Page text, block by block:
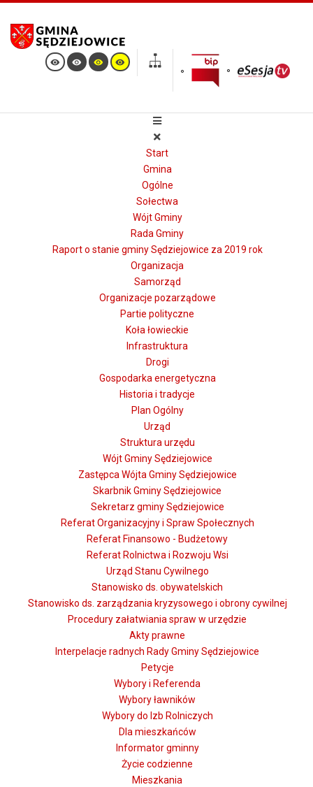
Start
Gmina
Ogólne
Sołectwa
Wójt Gminy
Rada Gminy
Raport o stanie gminy Sędziejowice za 2019 rok
Organizacja
Samorząd
Organizacje pozarządowe
Partie polityczne
Koła łowieckie
Infrastruktura
Drogi
Gospodarka energetyczna
Historia i tradycje
Plan Ogólny
Urząd
Struktura urzędu
Wójt Gminy Sędziejowice
Zastępca Wójta Gminy Sędziejowice
Skarbnik Gminy Sędziejowice
Sekretarz gminy Sędziejowice
Referat Organizacyjny i Spraw Społecznych
Referat Finansowo - Budżetowy
Referat Rolnictwa i Rozwoju Wsi
Urząd Stanu Cywilnego
Stanowisko ds. obywatelskich
Stanowisko ds. zarządzania kryzysowego i obrony cywilnej
Procedury załatwiania spraw w urzędzie
Akty prawne
Interpelacje radnych Rady Gminy Sędziejowice
Petycje
Wybory i Referenda
Wybory ławników
Wybory do Izb Rolniczych
Dla mieszkańców
Informator gminny
Życie codzienne
Mieszkania